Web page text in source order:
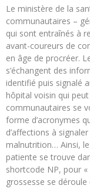
Le ministère de la
communautaires –
qui sont entraînés à
avant-coureurs de
en âge de procréer.
s’échangent des
identifié puis signalé
hôpital voisin qui
communautaires se
forme d’acronymes
d’affections à
malnutrition… Ainsi,
patiente se trouve
shortcode NP, pour
grossesse se